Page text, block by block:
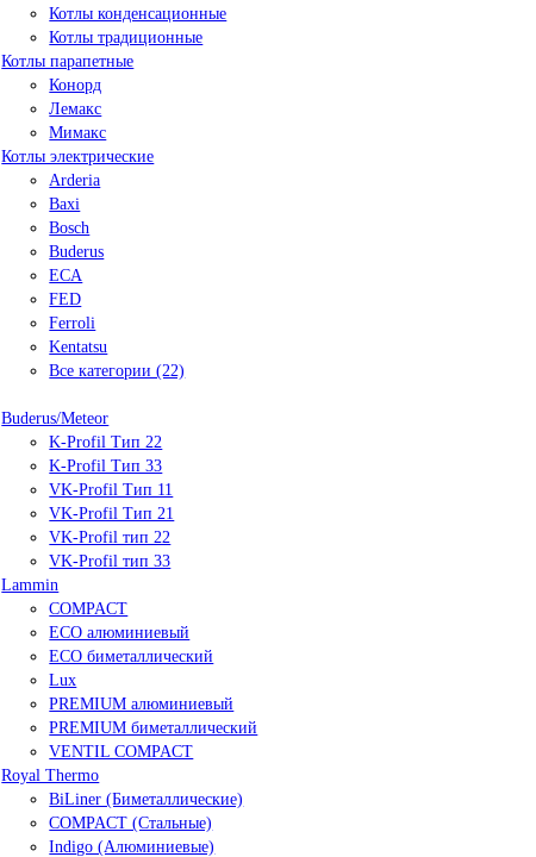
Котлы конденсационные
Котлы традиционные
Котлы парапетные
Конорд
Лемакс
Мимакс
Котлы электрические
Arderia
Baxi
Bosch
Buderus
ECA
FED
Ferroli
Kentatsu
Все категории (22)
Buderus/Meteor
K-Profil Тип 22
K-Profil Тип 33
VK-Profil Тип 11
VK-Profil Тип 21
VK-Profil тип 22
VK-Profil тип 33
Lammin
COMPACT
ECO алюминиевый
ECO биметаллический
Lux
PREMIUM алюминиевый
PREMIUM биметаллический
VENTIL COMPACT
Royal Thermo
BiLiner (Биметаллические)
COMPACT (Стальные)
Indigo (Алюминиевые)